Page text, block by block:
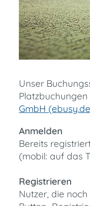
Unser
GmbH
Anmelden
Bereits
(mobil: auf das
Registrieren
Nutzer, die